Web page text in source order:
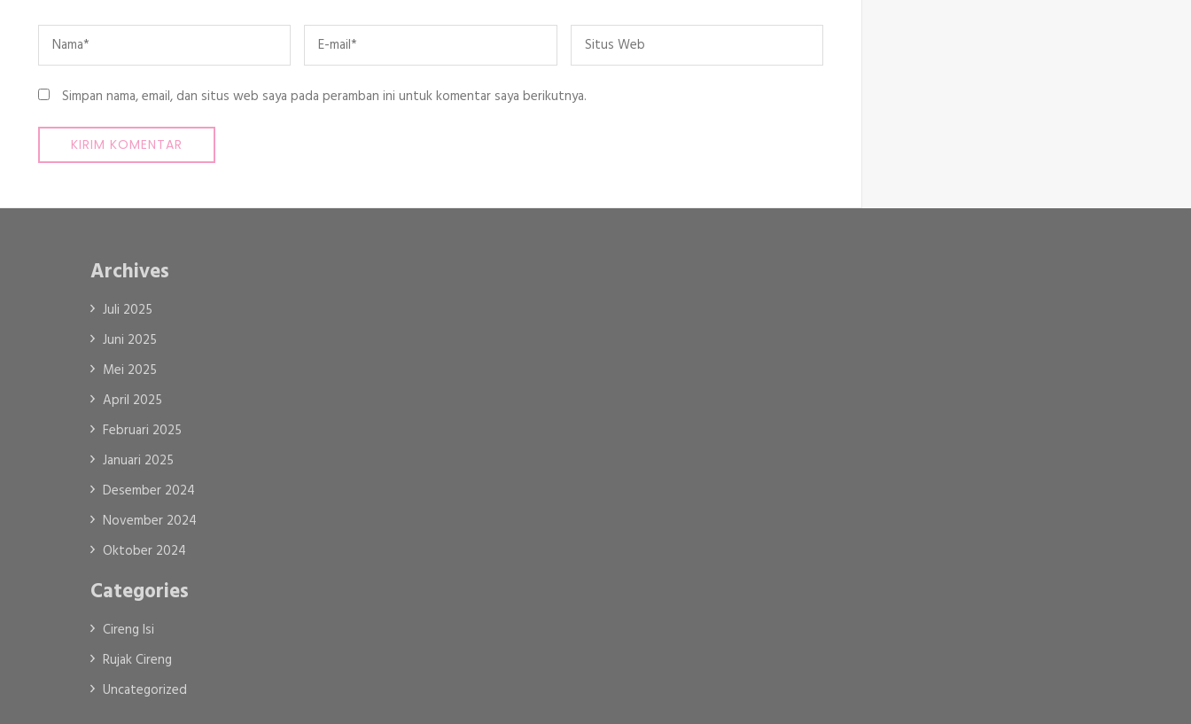
Name Email
Situs
Web
Simpan nama, email, dan situs web saya pada peramban ini untuk komentar saya berikutnya.
Archives
Juli 2025
Juni 2025
Mei 2025
April 2025
Februari 2025
Januari 2025
Desember 2024
November 2024
Oktober 2024
Categories
Cireng Isi
Rujak Cireng
Uncategorized